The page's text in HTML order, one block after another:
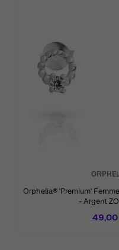
Orphelia® 'Premium'
- Argent